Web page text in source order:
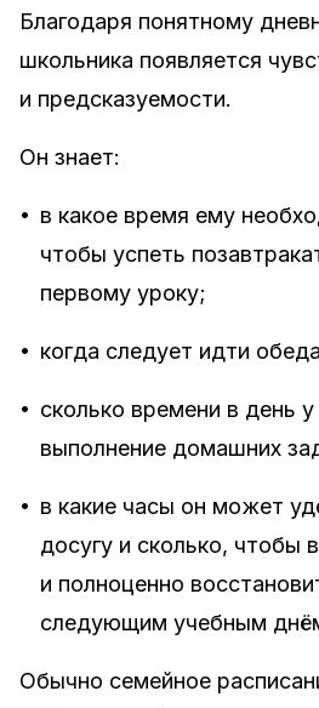
Благодаря понятному
школьника появляется
и предсказуемости.
Он знает:
• в какое время ему
чтобы успеть
первому уроку;
• когда следует идти
• сколько времени в день у
выполнение домашних
• в какие часы он может
досугу и сколько, чтобы
и полноценно
следующим учебным
Обычно семейное